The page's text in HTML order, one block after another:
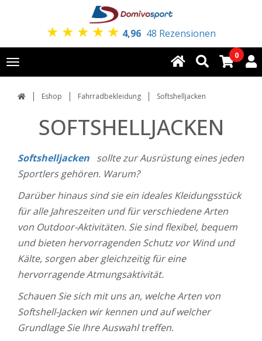
★ ★ ★ ★ ★ 4,96 48 Rezensionen
Toggle
navigation
0
Eshop Fahrradbekleidung Softshelljacken
SOFTSHELLJACKEN
Softshelljacken sollte zur Ausrüstung eines jeden
Sportlers gehören. Warum?
Darüber hinaus sind sie ein ideales Kleidungsstück
für alle Jahreszeiten und für verschiedene Arten
von Outdoor-Aktivitäten. Sie sind flexibel, bequem
und bieten hervorragenden Schutz vor Wind und
Kälte, sorgen aber gleichzeitig für eine
hervorragende Atmungsaktivität.
Schauen Sie sich mit uns an, welche Arten von
Softshell-Jacken wir kennen und auf welcher
Grundlage Sie Ihre Auswahl treffen.